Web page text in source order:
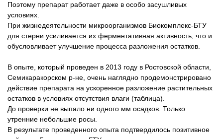
Поэтому препарат работает даже в особо засушливых
условиях.
При жизнедеятельности микроорганизмов Биокомплекс-БТУ
для стерни усиливается их ферментативная активность, что и
обусловливает улучшение процесса разложения остатков.
В опыте, который проведен в 2013 году в Ростовской области,
Семикаракорском р-не, очень наглядно продемонстрировано
действие препарата на ускоренное разложение растительных
остатков в условиях отсутствия влаги (таблица).
До проверки не выпало ни одного мм осадков. Только
утренние небольшие росы.
В результате проведенного опыта подтвердилось позитивное